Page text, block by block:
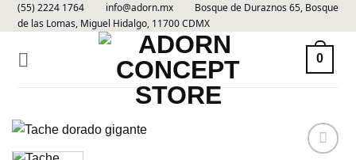
Skip
to
(55) 2224 1764 info@adorn.mx
Bosque de Duraznos 65, Bosque
de las Lomas, Miguel Hidalgo, 11700 CDMX
0